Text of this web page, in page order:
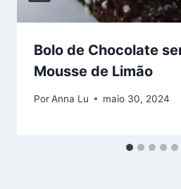
Bolo de Chocolate
Mousse de Limão
PorAnna Lu maio 30, 2024